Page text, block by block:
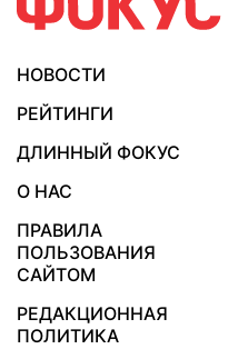
НОВОСТИ
РЕЙТИНГИ
ДЛИННЫЙ ФОКУС
О НАС
ПРАВИЛА
ПОЛЬЗОВАНИЯ
САЙТОМ
РЕДАКЦИОННАЯ
ПОЛИТИКА